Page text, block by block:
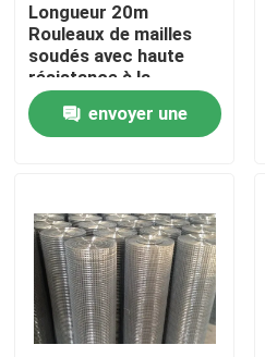
À la maison
Produits
À propos de nous
Visite de l'usine
Longueur 20m
Rouleaux de mailles
soudés avec haute
résistance à la
corrosion Idéal pour le
renforcement des
clôtures et des
envoyer une